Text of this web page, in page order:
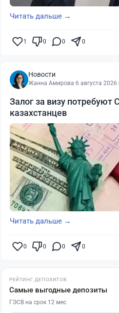
Читать дальше →
1 0 0 0
Новости
Жанна Амирова·6 августа 2026
Залог за визу потребуют
казахстанцев
Читать дальше →
0 0 0 0
РЕЙТИНГ ДЕПОЗИТОВ
Самые выгодные депозиты
ГЭСВ на срок 12 мес